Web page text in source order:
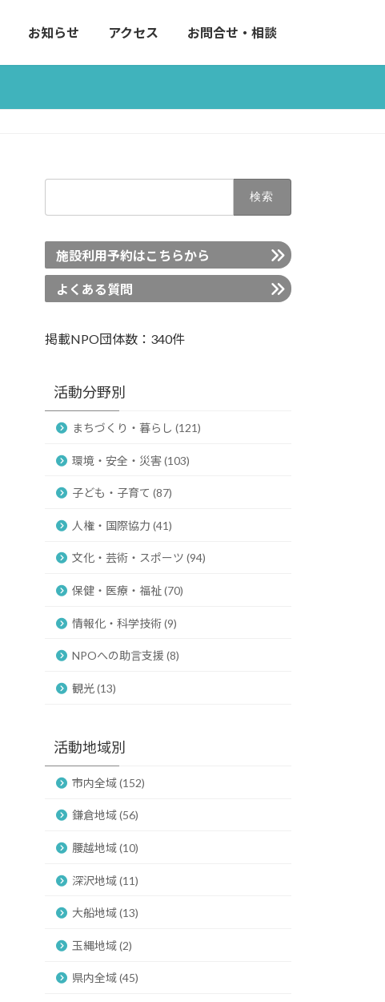
お知らせ アクセス お問合せ・相談
施設利用予約はこちらから
よくある質問
掲載NPO団体数：340件
活動分野別
まちづくり・暮らし (121)
環境・安全・災害 (103)
子ども・子育て (87)
人権・国際協力 (41)
文化・芸術・スポーツ (94)
保健・医療・福祉 (70)
情報化・科学技術 (9)
NPOへの助言支援 (8)
観光 (13)
活動地域別
市内全域 (152)
鎌倉地域 (56)
腰越地域 (10)
深沢地域 (11)
大船地域 (13)
玉縄地域 (2)
県内全域 (45)